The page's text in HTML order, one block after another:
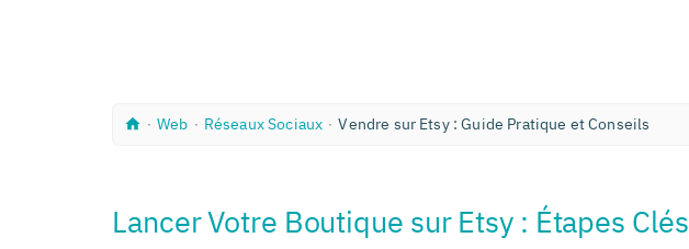
A
l
∙ W
Web ∙ R
u
Réseaux Sociaux ∙ Vendre sur Etsy : Guide Pratique et Conseils
Lancer Votre Boutique sur Etsy : Étapes Clés